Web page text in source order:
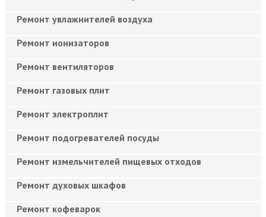
Ремонт увлажнителей воздуха
Ремонт ионизаторов
Ремонт вентиляторов
Ремонт газовых плит
Ремонт электроплит
Ремонт подогревателей посуды
Ремонт измельчителей пищевых отходов
Ремонт духовых шкафов
Ремонт кофеварок